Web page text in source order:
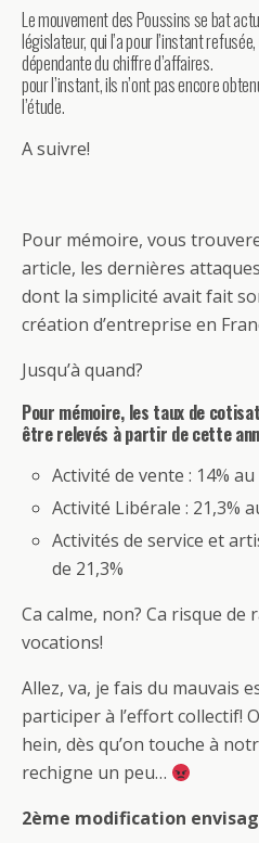
Le mouvement des Poussins se bat
législateur, qui l’a pour l’instant
dépendante du chiffre d’affaires.
pour l’instant, ils n’ont pas encore
l’étude.
A suivre!
Pour mémoire, vous
article, les dernières
dont la simplicité avait fait
création d’entreprise en
Jusqu’à quand?
Pour mémoire, les taux de
être relevés à partir de cette
Activité de vente : 14%
Activité Libérale : 21,3%
Activités de service et
de 21,3%
Ca calme, non? Ca risque
vocations!
Allez, va, je fais du mauvais
participer à l’effort collectif!
hein, dès qu’on touche à
rechigne un peu…
2ème modification